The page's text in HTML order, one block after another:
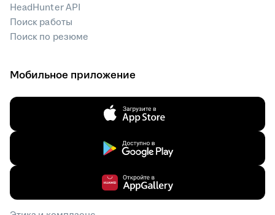
HeadHunter API
Поиск работы
Поиск по резюме
Мобильное приложение